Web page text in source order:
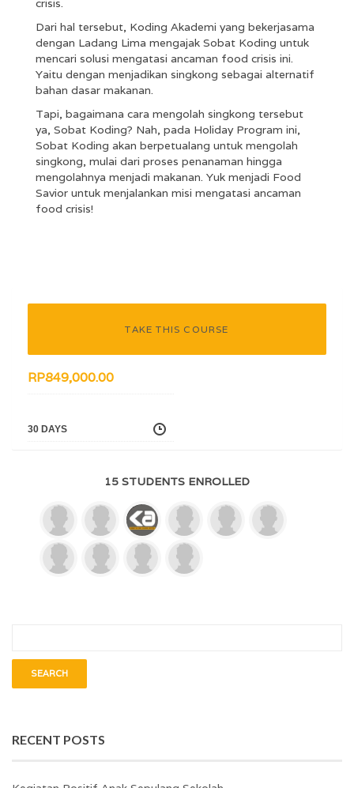
crisis.
Dari hal tersebut, Koding Akademi yang bekerjasama
dengan Ladang Lima mengajak Sobat Koding untuk
mencari solusi mengatasi ancaman food crisis ini.
Yaitu dengan menjadikan singkong sebagai alternatif
bahan dasar makanan.
Tapi, bagaimana cara mengolah singkong tersebut
ya, Sobat Koding? Nah, pada Holiday Program ini,
Sobat Koding akan berpetualang untuk mengolah
singkong, mulai dari proses penanaman hingga
mengolahnya menjadi makanan. Yuk menjadi Food
Savior untuk menjalankan misi mengatasi ancaman
food crisis!
TAKE THIS COURSE
RP849,000.00
30 DAYS
15 STUDENTS ENROLLED
RECENT POSTS